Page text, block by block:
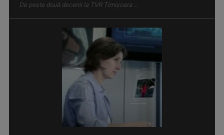
De peste două decenii la TVR Timişoara ...